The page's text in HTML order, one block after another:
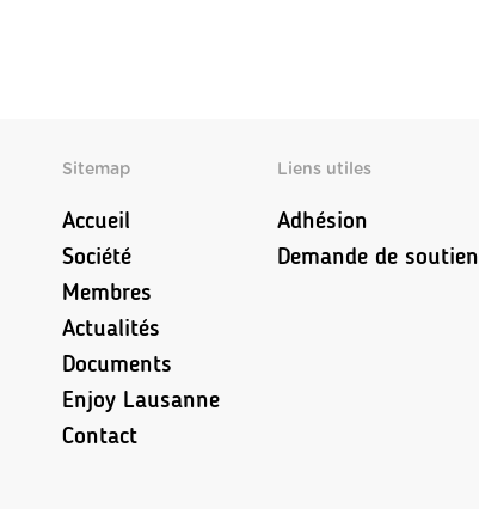
Sitemap
Accueil
Société
Membres
Actualités
Documents
Enjoy Lausanne
Contact
Liens utiles
Adhésion
Demande de soutien